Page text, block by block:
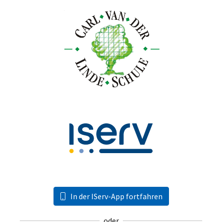
In der IServ-App fortfahren